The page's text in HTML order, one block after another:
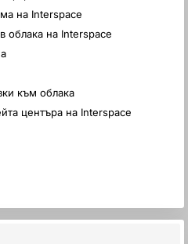
на Interspace
облака на Interspace
към облака
центъра на Interspace